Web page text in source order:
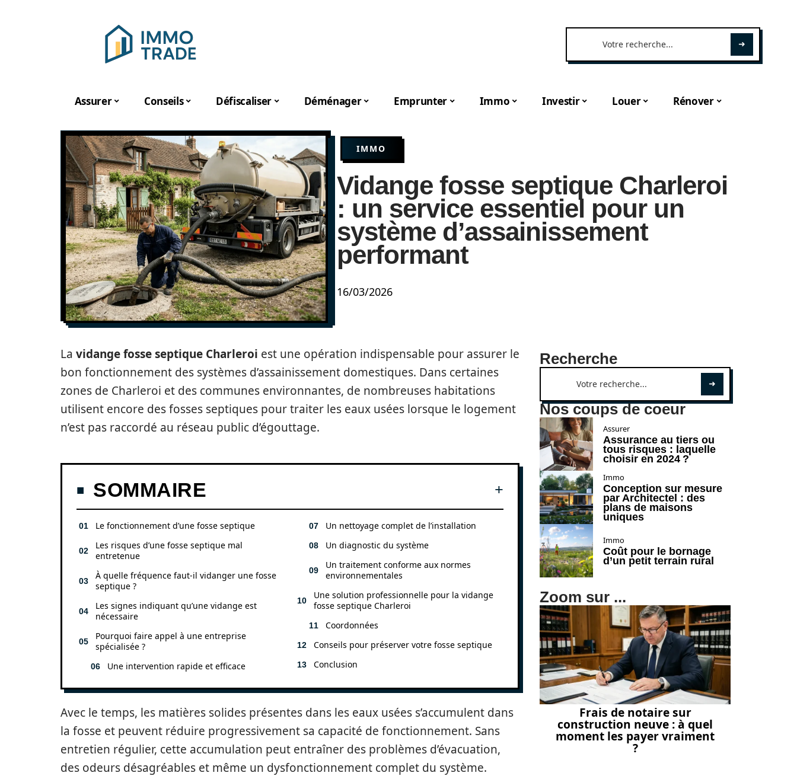
Assurer Conseils Défiscaliser Déménager Emprunter Immo Investir Louer Rénover
IMMO
Vidange fosse septique Charleroi
: un service essentiel pour un
système d’assainissement
performant
16/03/2026
La vidange fosse septique Charleroi est une opération indispensable pour assurer le
bon fonctionnement des systèmes d’assainissement domestiques. Dans certaines
zones de Charleroi et des communes environnantes, de nombreuses habitations
utilisent encore des fosses septiques pour traiter les eaux usées lorsque le logement
n’est pas raccordé au réseau public d’égouttage.
SOMMAIRE
Le fonctionnement d’une fosse septique
Les risques d’une fosse septique mal
entretenue
À quelle fréquence faut-il vidanger une fosse
septique ?
Les signes indiquant qu’une vidange est
nécessaire
Pourquoi faire appel à une entreprise
spécialisée ?
Une intervention rapide et efficace
Un nettoyage complet de l’installation
Un diagnostic du système
Un traitement conforme aux normes
environnementales
Une solution professionnelle pour la vidange
fosse septique Charleroi
Coordonnées
Conseils pour préserver votre fosse septique
Conclusion
Avec le temps, les matières solides présentes dans les eaux usées s’accumulent dans
la fosse et peuvent réduire progressivement sa capacité de fonctionnement. Sans
entretien régulier, cette accumulation peut entraîner des problèmes d’évacuation,
des odeurs désagréables et même un dysfonctionnement complet du système.
Recherche
Nos coups de coeur
Assurer
Assurance au tiers ou
tous risques : laquelle
choisir en 2024 ?
Immo
Conception sur mesure
par Architectel : des
plans de maisons
uniques
Immo
Coût pour le bornage
d’un petit terrain rural
Zoom sur ...
Frais de notaire sur
construction neuve : à quel
moment les payer vraiment
?